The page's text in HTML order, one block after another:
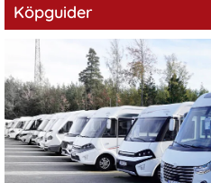
Köpguider